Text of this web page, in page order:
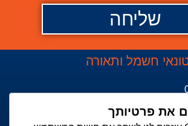
שליחה
חשמל ותאורה
את פרטיותך